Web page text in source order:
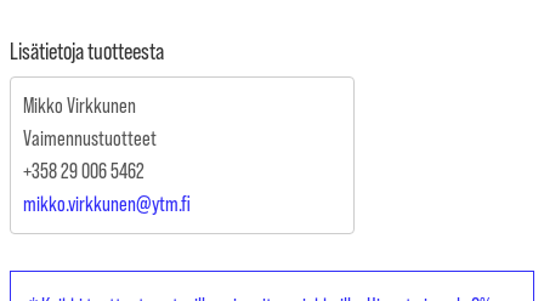
Lisätietoja tuotteesta
Mikko Virkkunen
Vaimennustuotteet
+358 29 006 5462
mikko.virkkunen@ytm.fi